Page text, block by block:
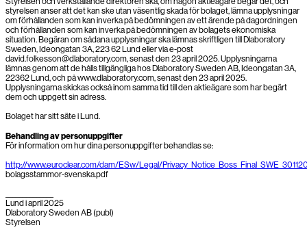
styrelsen anser att det kan ske utan väsentlig skada för bolaget, lämna upplysningar
om förhållanden som kan inverka på bedömningen av ett ärende på dagordningen
och förhållanden som kan inverka på bedömningen av bolagets ekonomiska
situation. Begäran om sådana upplysningar ska lämnas skriftligen till Dlaboratory
Sweden, Ideongatan 3A, 223 62 Lund eller via e-post
david.folkesson@dlaboratory.com, senast den 23 april 2025. Upplysningarna
lämnas genom att de hålls tillgängliga hos Dlaboratory Sweden AB, Ideongatan 3A,
22362 Lund, och på www.dlaboratory.com, senast den 23 april 2025.
Upplysningarna skickas också inom samma tid till den aktieägare som har begärt
dem och uppgett sin adress.
Bolaget har sitt säte i Lund.
Behandling av personuppgifter
För information om hur dina personuppgifter behandlas se:
http://www.euroclear.com/dam/ESw/Legal/
bolagsstammor-svenska.pdf
Lund i april 2025
Dlaboratory Sweden AB (publ)
Styrelsen